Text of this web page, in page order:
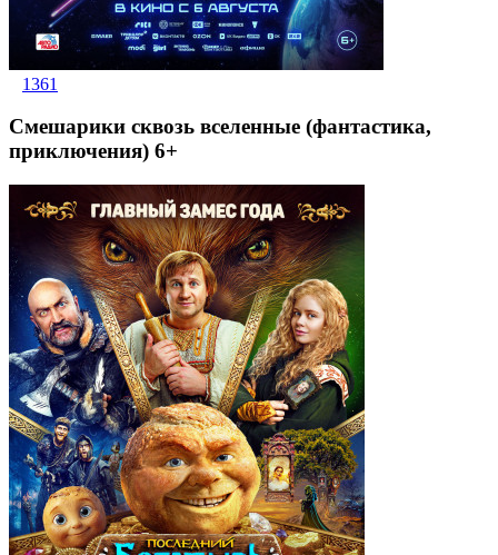
1361
Смешарики сквозь вселенные (фантастика,
приключения) 6+